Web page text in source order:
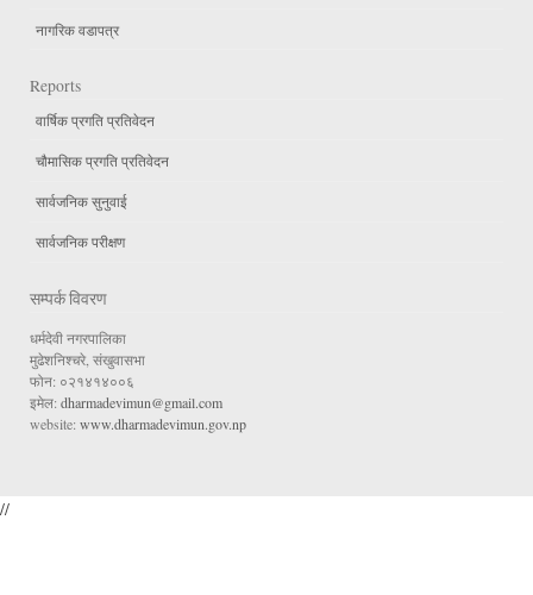
नागरिक वडापत्र
Reports
वार्षिक प्रगति प्रतिवेदन
चौमासिक प्रगति प्रतिवेदन
सार्वजनिक सुनुवाई
सार्वजनिक परीक्षण
सम्पर्क विवरण
धर्मदेवी नगरपालिका
मुढेशनिश्चरे, संखुवासभा
फोन: ०२१४१४००६
इमेल: dharmadevimun@gmail.com
website: www.dharmadevimun.gov.np
//